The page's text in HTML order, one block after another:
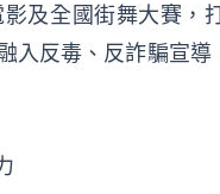
及全國街舞大賽，
入反毒、反詐騙宣